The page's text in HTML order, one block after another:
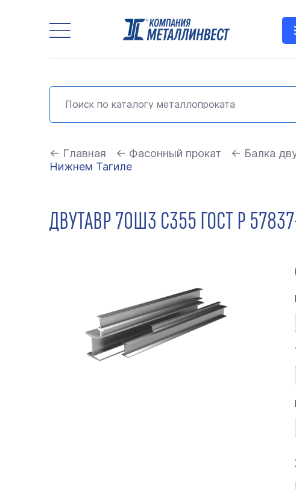
← Главная ← Фасонный прокат ← Балка
Нижнем Тагиле
ДВУТАВР 70Ш3 С355 ГОСТ Р